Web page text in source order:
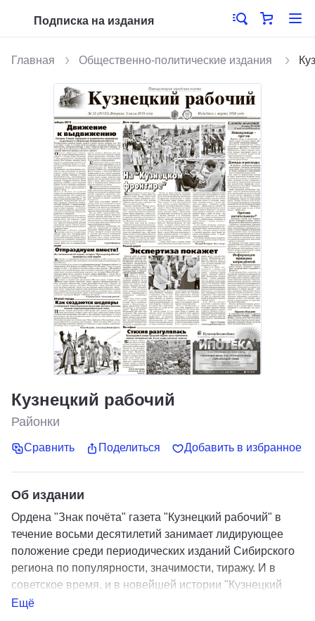
Подписка на издания
Главная Общественно-политические издания
Кузнецкий рабочий
Районки
Сравнить Поделиться Добавить в избранное
Об издании
Ордена "Знак почёта" газета "Кузнецкий рабочий" в
течение восьми десятилетий занимает лидирующее
положение среди периодических изданий Сибирского
региона по популярности, значимости, тиражу. И в
советское время, и в новейшей истории "Кузнецкий
рабочий" был и остается одним из ведущих средств
Ещё